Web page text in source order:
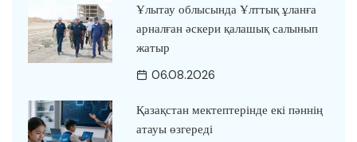
Ұлытау облысында Ұлттық ұланға
арналған әскери қалашық салынып
жатыр
06.08.2026
Қазақстан мектептерінде екі пәннің
атауы өзгереді